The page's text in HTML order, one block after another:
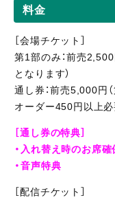
料金
［会場チケット］
第1部のみ：前売
となります）
通し券：前売5,000円
オーダー450円以上必
［通し券の特典］
・入れ替え時のお席確
・音声特典
［配信チケット］